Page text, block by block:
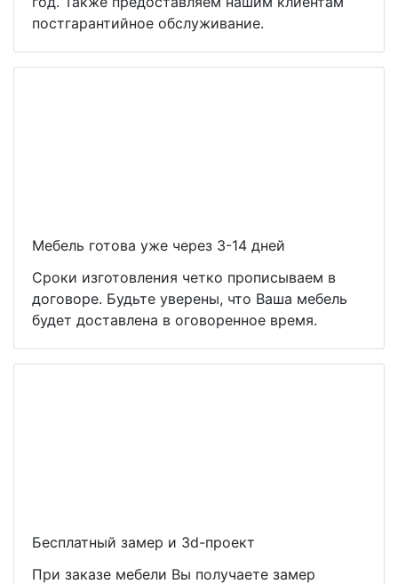
постгарантийное обслуживание.
Мебель готова уже через 3-14 дней
Сроки изготовления четко прописываем в
договоре. Будьте уверены, что Ваша мебель
будет доставлена в оговоренное время.
Бесплатный замер и 3d-проект
При заказе мебели Вы получаете замер